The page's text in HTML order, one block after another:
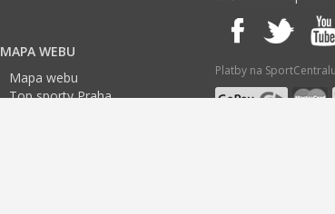
MAPA WEBU
Mapa webu
Top sporty Praha
Platby na SportCentralu